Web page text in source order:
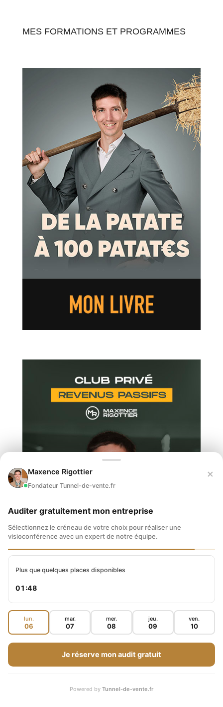
MES FORMATIONS ET PROGRAMMES
Maxence Rigottier
Fondateur Tunnel-de-vente.fr
×
Auditer gratuitement mon entreprise
Sélectionnez le créneau de votre choix pour réaliser une
visioconférence avec un expert de notre équipe.
Plus que quelques places disponibles
01:46
lun.
06
mar.
07
mer.
08
jeu.
09
ven.
10
Je réserve mon audit gratuit
Powered by Tunnel-de-vente.fr